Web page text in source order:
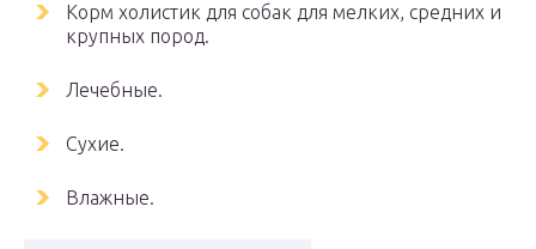
Корм холистик для собак для мелких, средних и
крупных пород.
Лечебные.
Сухие.
Влажные.